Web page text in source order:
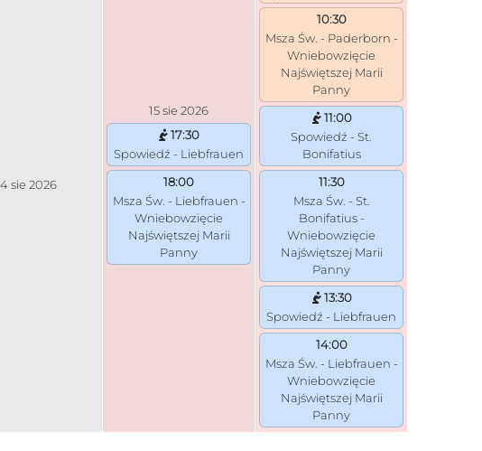
sie 2026
15 sie 2026
17:30
Spowiedź - Liebfrauen
18:00
Msza Św. - Liebfrauen -
Wniebowzięcie
Najświętszej Marii
Panny
10:30
Msza Św. - Paderborn -
Wniebowzięcie
Najświętszej Marii
Panny
11:00
Spowiedź - St.
Bonifatius
11:30
Msza Św. - St.
Bonifatius -
Wniebowzięcie
Najświętszej Marii
Panny
13:30
Spowiedź - Liebfrauen
14:00
Msza Św. - Liebfrauen -
Wniebowzięcie
Najświętszej Marii
Panny